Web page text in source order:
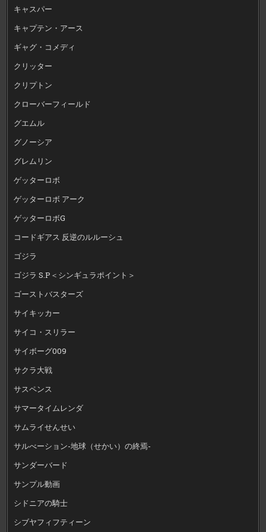
キャスパー
キャプテン・アース
ギャグ・コメディ
クリッター
クリプトン
クローバーフィールド
グエムル
グノーシア
グレムリン
ゲッターロボ
ゲッターロボ アーク
ゲッターロボG
コードギアス 反逆のルルーシュ
ゴジラ
ゴジラ S.P＜シンギュラポイント＞
ゴーストバスターズ
サイキッカー
サイコ・スリラー
サイボーグ009
サクラ大戦
サスペンス
サマータイムレンダ
サムライせんせい
サルべーション-地球（せかい）の終焉-
サンダーバード
サンプル動画
シドニアの騎士
シブヤフィフティーン